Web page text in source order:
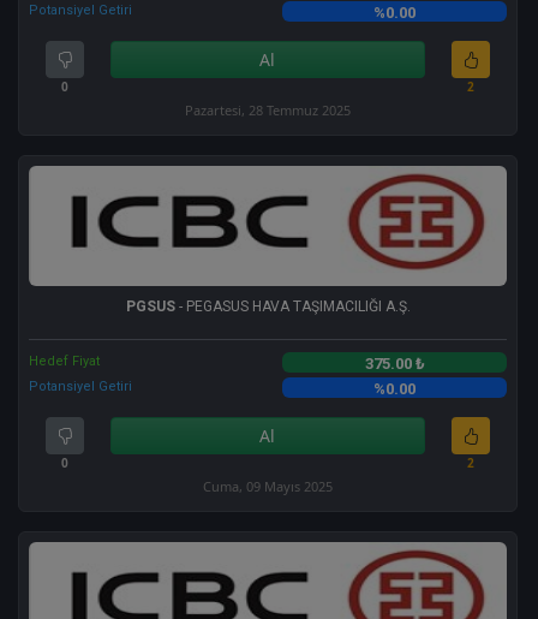
Potansiyel Getiri %0.00
0
Al
2
Pazartesi, 28 Temmuz 2025
PGSUS- PEGASUS HAVA TAŞIMACILIĞI A.Ş.
Hedef Fiyat 375.00 ₺
Potansiyel Getiri %0.00
0
Al
2
Cuma, 09 Mayıs 2025